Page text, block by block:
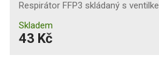
Respirátor FFP3 skládaný s
Skladem
43 Kč